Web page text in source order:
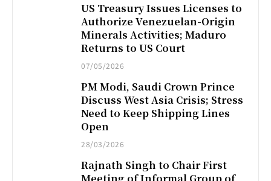
US Treasury Issues Licenses to
Authorize Venezuelan-Origin
Minerals Activities; Maduro
Returns to US Court
07/05/2026
PM Modi, Saudi Crown Prince
Discuss West Asia Crisis; Stress
Need to Keep Shipping Lines
Open
28/03/2026
Rajnath Singh to Chair First
Meeting of Informal Group of